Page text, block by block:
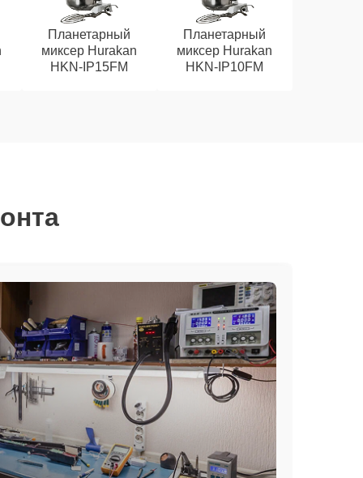
Планетарный
миксер Hurakan
HKN-IP15FM
Планетарный
миксер Hurakan
HKN-IP10FM